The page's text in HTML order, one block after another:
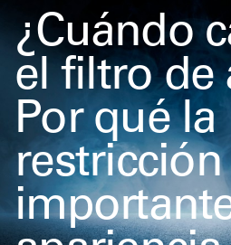
¿Cuándo
el filtro de
Por qué la